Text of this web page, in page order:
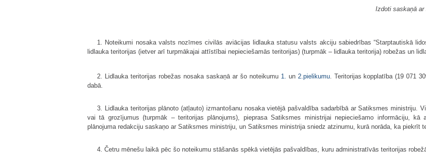
Izdoti saskaņā ar
1. Noteikumi nosaka valsts nozīmes civilās aviācijas lidlauka statusu valsts akciju sabiedrības “Starptautiskā
lidlauka teritorijas (ietver arī turpmākajai attīstībai nepieciešamās teritorijas) (turpmāk – lidlauka teritorija) robežas un
2. Lidlauka teritorijas robežas nosaka saskaņā ar šo noteikumu 1. un 2.pielikumu. Teritorijas kopplatība (19 071
dabā.
3. Lidlauka teritorijas plānoto (atļauto) izmantošanu nosaka vietējā pašvaldība sadarbībā ar Satiksmes ministriju.
vai tā grozījumus (turpmāk – teritorijas plānojums), pieprasa Satiksmes ministrijai nepieciešamo informāciju, kā
plānojuma redakciju saskaņo ar Satiksmes ministriju, un Satiksmes ministrija sniedz atzinumu, kurā norāda, ka piekrīt
4. Četru mēnešu laikā pēc šo noteikumu stāšanās spēkā vietējās pašvaldības, kuru administratīvās teritorijas